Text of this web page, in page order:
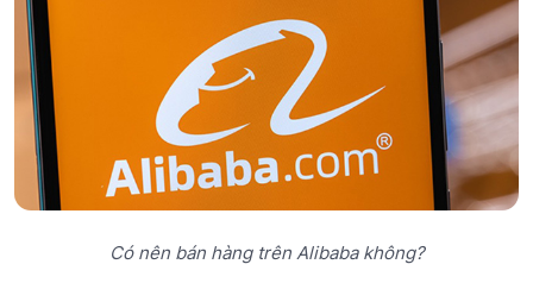
Có nên bán hàng trên Alibaba không?